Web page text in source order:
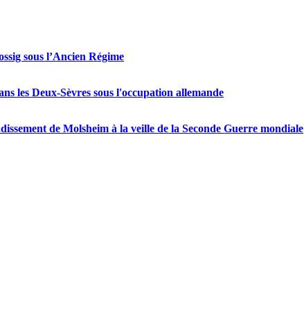
sous l’Ancien Régime
les Deux-Sèvres sous l'occupation allemande
de Molsheim à la veille de la Seconde Guerre mondiale